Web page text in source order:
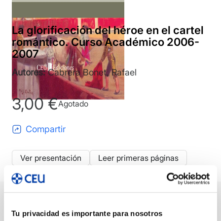
Tu privacidad es importante para nosotros
La glorificación del héroe en el cartel
romántico. Curso Académico 2006-
2007
Autores:Cabrera Bonet, Rafael
3,00€Agotado
Compartir
Ver presentación Leer primeras páginas
Descripción Ficha técnicaAutor/a/es